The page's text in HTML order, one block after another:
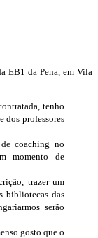
EB1 da Pena, em Vila
tenho
dos professores
coaching no
momento de
trazer um
bibliotecas das
serão
gosto que o